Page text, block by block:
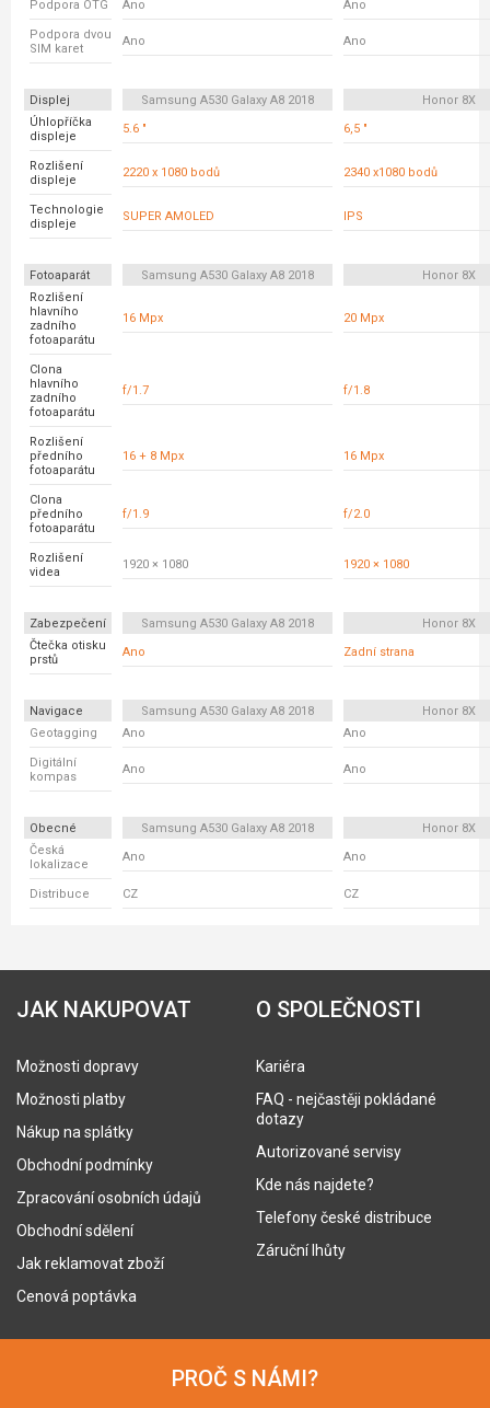
Podpora OTG Ano Ano
Podpora dvou
SIM karet
Ano Ano
Displej Samsung A530 Galaxy A8 2018
Honor 8X
Úhlopříčka
displeje
5.6 " 6,5 "
Rozlišení
displeje
2220 x 1080 bodů 2340 x1080 bodů
Technologie
displeje
SUPER AMOLED IPS
Fotoaparát Samsung A530 Galaxy A8 2018
Honor 8X
Rozlišení
hlavního
zadního
fotoaparátu
16 Mpx 20 Mpx
Clona
hlavního
zadního
fotoaparátu
f/1.7 f/1.8
Rozlišení
předního
fotoaparátu
16 + 8 Mpx 16 Mpx
Clona
předního
fotoaparátu
f/1.9 f/2.0
Rozlišení
videa
1920 × 1080 1920 × 1080
Zabezpečení Samsung A530 Galaxy A8 2018
Honor 8X
Čtečka otisku
prstů
Ano Zadní strana
Navigace Samsung A530 Galaxy A8 2018
Honor 8X
Geotagging
Ano Ano
Digitální
kompas
Ano Ano
Obecné Samsung A530 Galaxy A8 2018
Honor 8X
Česká
lokalizace
Ano Ano
Distribuce CZ CZ
JAK NAKUPOVAT
Možnosti dopravy
Možnosti platby
Nákup na splátky
Obchodní podmínky
Zpracování osobních údajů
Obchodní sdělení
Jak reklamovat zboží
Cenová poptávka
O SPOLEČNOSTI
Kariéra
FAQ - nejčastěji pokládané
dotazy
Autorizované servisy
Kde nás najdete?
Telefony české distribuce
Záruční lhůty
PROČ S NÁMI?